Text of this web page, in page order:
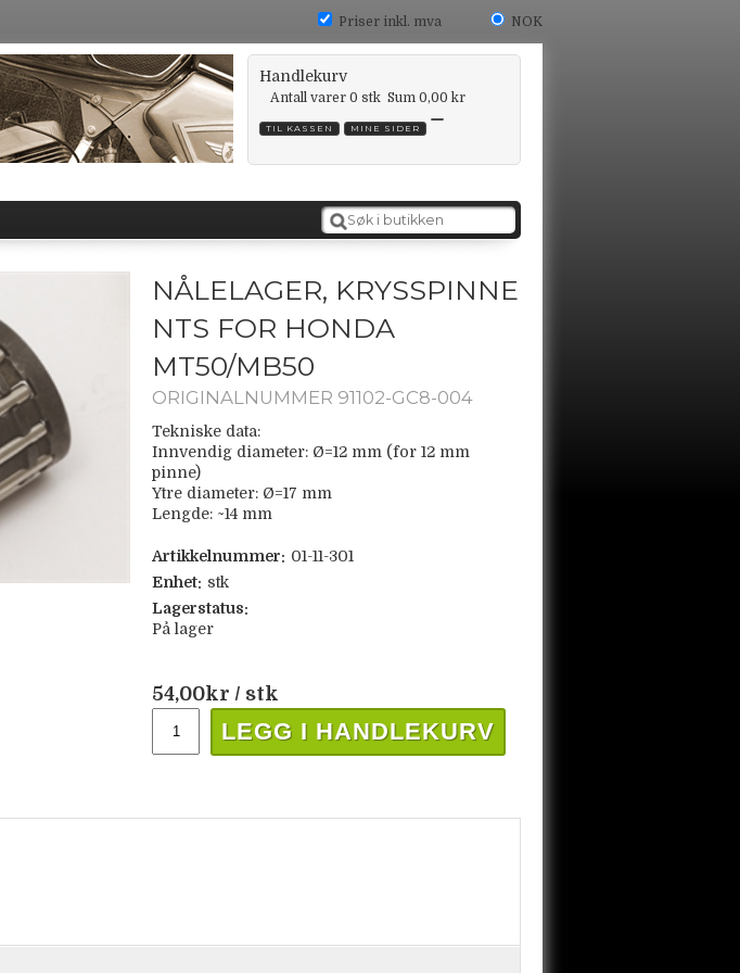
NOK
Priser inkl. mva
Handlekurv
Antall varer 0 stk Sum 0,00 kr
TIL KASSEN MINE SIDER
NÅLELAGER, KRYSSPINNE
NTS FOR HONDA
MT50/MB50
ORIGINALNUMMER 91102-GC8-004
Tekniske data:
Innvendig diameter: Ø=12 mm (for 12 mm
pinne)
Ytre diameter: Ø=17 mm
Lengde: ~14 mm
Artikkelnummer: 01-11-301
Enhet: stk
Lagerstatus:
På lager
54,00kr / stk
LEGG I HANDLEKURV